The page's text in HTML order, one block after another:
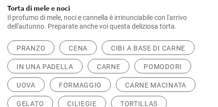
Torta di mele e noci
Il profumo di mele, noci e cannella è irrinunciabile con l'arrivo
dell'autunno. Preparate anche voi questa deliziosa torta.
PRANZO CENA CIBI A BASE DI CARNE
IN UNA PADELLA CARNE POMODORI
UOVA FORMAGGIO CARNE MACINATA
GELATO CILIEGIE TORTILLAS